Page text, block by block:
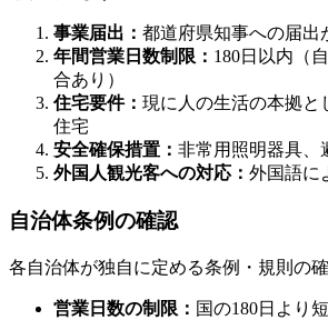
事業届出： 都道府県知事への届出
年間営業日数制限： 180日以内（
合あり）
住宅要件： 現に人の生活の本拠と
住宅
安全確保措置： 非常用照明器具、
外国人観光客への対応： 外国語に
自治体条例の確認
各自治体が独自に定める条例・規則の
営業日数の制限： 国の180日より